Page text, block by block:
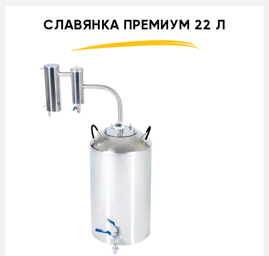
СЛАВЯНКА ПРЕМИУМ 22 Л